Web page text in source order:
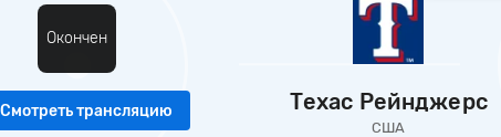
Окончен
Техас Рейнджерс
США
Смотреть трансляцию